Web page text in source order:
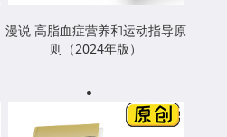
漫说 高脂血症营养和运动指导原
则（2024年版）